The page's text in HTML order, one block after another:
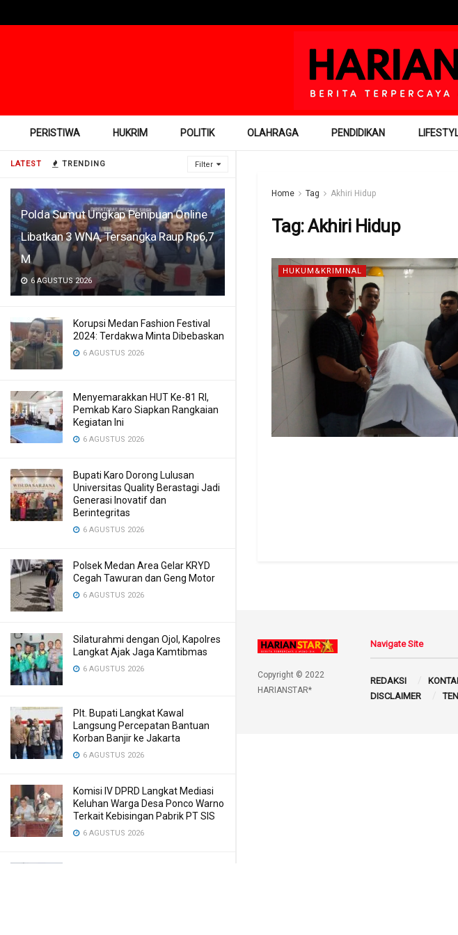
LATEST TRENDING Filter
Polda Sumut Ungkap Penipuan Online
Libatkan 3 WNA, Tersangka Raup Rp6,7
M
6 AGUSTUS 2026
Korupsi Medan Fashion Festival
2024: Terdakwa Minta Dibebaskan
6 AGUSTUS 2026
Menyemarakkan HUT Ke-81 RI,
Pemkab Karo Siapkan Rangkaian
Kegiatan Ini
6 AGUSTUS 2026
Bupati Karo Dorong Lulusan
Universitas Quality Berastagi Jadi
Generasi Inovatif dan
Berintegritas
6 AGUSTUS 2026
Polsek Medan Area Gelar KRYD
Cegah Tawuran dan Geng Motor
6 AGUSTUS 2026
Silaturahmi dengan Ojol, Kapolres
Langkat Ajak Jaga Kamtibmas
6 AGUSTUS 2026
Plt. Bupati Langkat Kawal
Langsung Percepatan Bantuan
Korban Banjir ke Jakarta
6 AGUSTUS 2026
Komisi IV DPRD Langkat Mediasi
Keluhan Warga Desa Ponco Warno
Terkait Kebisingan Pabrik PT SIS
6 AGUSTUS 2026
PERISTIWA HUKRIM POLITIK OLAHRAGA PENDIDIKAN
Home Tag Akhiri Hidup
Tag:Akhiri Hidup
HUKUM&KRIMINAL
Copyright © 2022
HARIANSTAR*
Navigate Site
REDAKSI
DISCLAIMER